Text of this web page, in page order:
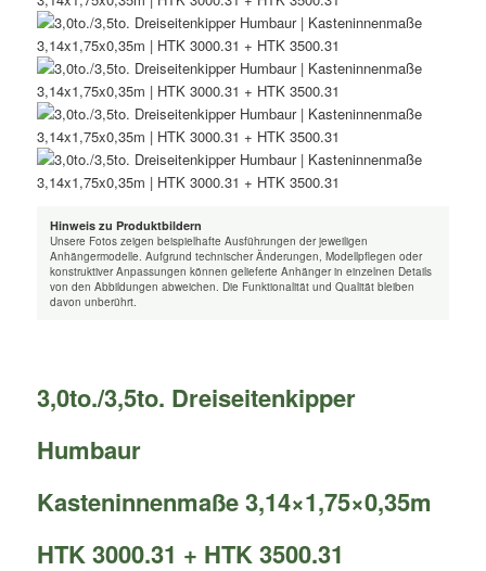
Hinweis zu Produktbildern
Unsere Fotos zeigen beispielhafte Ausführungen der jeweiligen
Anhängermodelle. Aufgrund technischer Änderungen, Modellpflegen oder
konstruktiver Anpassungen können gelieferte Anhänger in einzelnen Details
von den Abbildungen abweichen. Die Funktionalität und Qualität bleiben
davon unberührt.
3,0to./3,5to. Dreiseitenkipper
Humbaur
Kasteninnenmaße 3,14×1,75×0,35m
HTK 3000.31 + HTK 3500.31